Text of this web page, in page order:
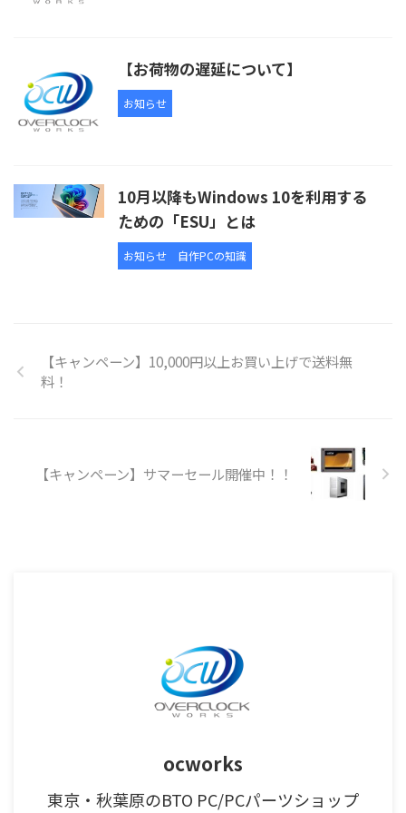
【お荷物の遅延について】
お知らせ
10月以降もWindows 10を利用する
ための「ESU」とは
お知らせ 自作PCの知識
【キャンペーン】10,000円以上お買い上げで送料無
料！
【キャンペーン】サマーセール開催中！！
ocworks
東京・秋葉原のBTO PC/PCパーツショップ